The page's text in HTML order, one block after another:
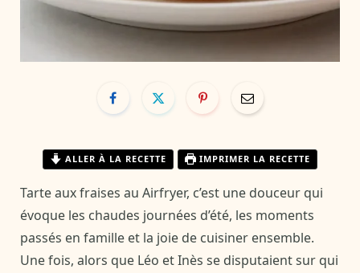
ALLER À LA RECETTE IMPRIMER LA RECETTE
Tarte aux fraises au Airfryer, c’est une douceur qui
évoque les chaudes journées d’été, les moments
passés en famille et la joie de cuisiner ensemble.
Une fois, alors que Léo et Inès se disputaient sur qui